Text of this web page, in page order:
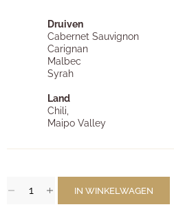
Druiven
Cabernet Sauvignon
Carignan
Malbec
Syrah
Land
Chili,
Maipo Valley
IN WINKELWAGEN